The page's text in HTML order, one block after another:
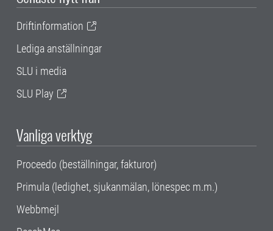
Driftinformation
Lediga anställningar
SLU i media
SLU Play
Vanliga verktyg
Proceedo (beställningar, fakturor)
Primula (ledighet, sjukanmälan, lönespec m.m.)
Webbmejl